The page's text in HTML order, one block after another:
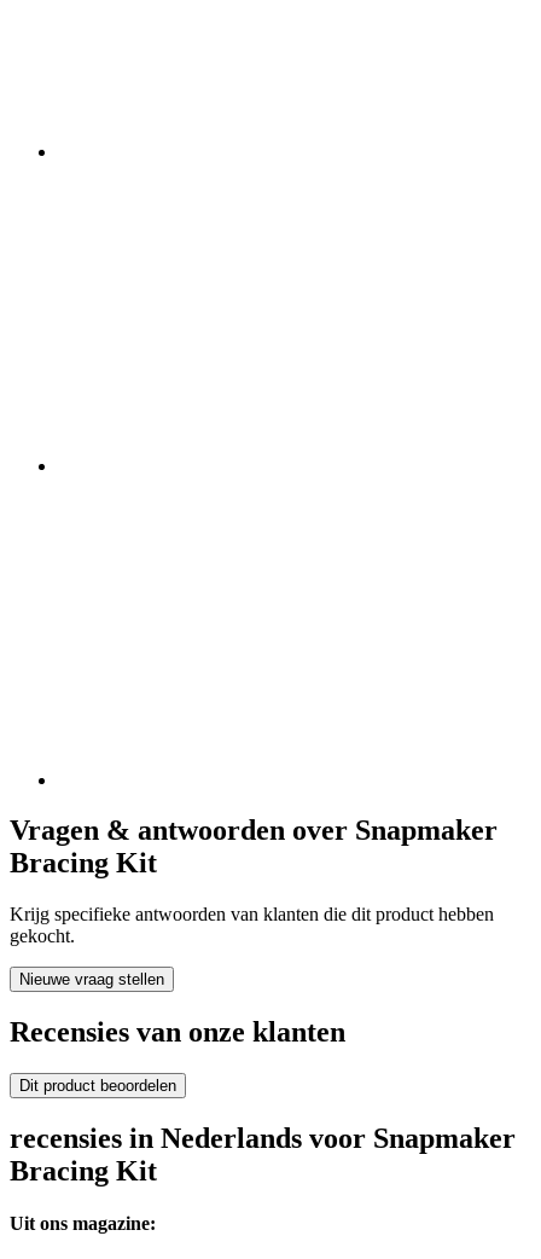
Vragen & antwoorden over Snapmaker
Bracing Kit
Krijg specifieke antwoorden van klanten die dit product hebben
gekocht.
Nieuwe vraag stellen
Recensies van onze klanten
Dit product beoordelen
recensies in Nederlands voor Snapmaker
Bracing Kit
Uit ons magazine: